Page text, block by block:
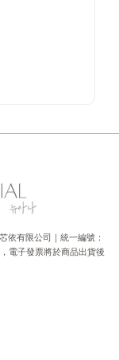
依有限公司｜統一編號：
電子發票將於商品出貨後